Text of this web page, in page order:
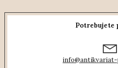
Potrebujete